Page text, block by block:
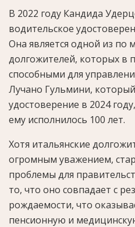
В 2022 году Кандида
водительское
Она является одной из
долгожителей, которых в
способными для
Лучано Гульмини,
удостоверение в 2024
ему исполнилось 100 лет.
Хотя итальянские
огромным уважением,
проблемы для
то, что оно совпадает с
рождаемости, что
пенсионную и